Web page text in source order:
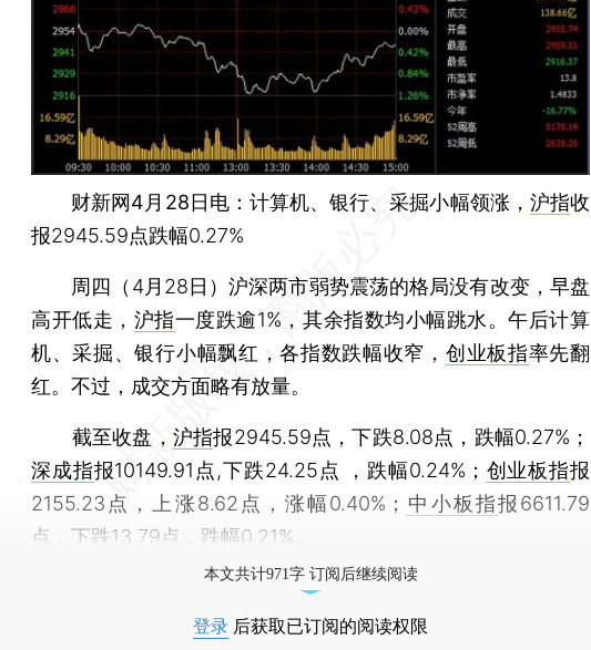
财新网4月28日电： 计算机、银行、采掘小幅领涨， 沪指收
报2945.59点跌幅0.27%
周四（4月28日）沪深两市弱势震荡的格局没有改变，早盘
高开低走， 沪指一度跌逾1%，其余指数均小幅跳水。午后计算
机、采掘、银行小幅飘红，各指数跌幅收窄， 创业板指率先翻
红。不过，成交方面略有放量。
截至收盘， 沪指报2945.59点，下跌8.08点，跌幅0.27%；
深成指报10149.91点,下跌24.25点 ，跌幅0.24%； 创业板指报
2155.23点，上涨8.62点，涨幅0.40%； 中小板指报6611.79
点，下跌13.79点，跌幅0.21%。
本文共计971字 订阅后继续阅读
登录 后获取已订阅的阅读权限